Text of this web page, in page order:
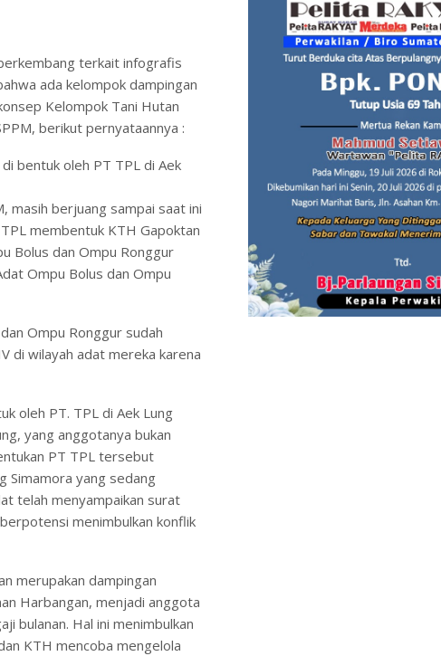
terkait infografis
ada kelompok dampingan
Kelompok Tani Hutan
berikut pernyataannya :
bentuk oleh PT TPL di Aek
masih berjuang sampai saat ini
membentuk KTH Gapoktan
Bolus dan Ompu Ronggur
Ompu Bolus dan Ompu
Ompu Ronggur sudah
di wilayah adat mereka karena
oleh PT. TPL di Aek Lung
yang anggotanya bukan
PT TPL tersebut
Simamora yang sedang
telah menyampaikan surat
menimbulkan konflik
merupakan dampingan
Harbangan, menjadi anggota
bulanan. Hal ini menimbulkan
KTH mencoba mengelola